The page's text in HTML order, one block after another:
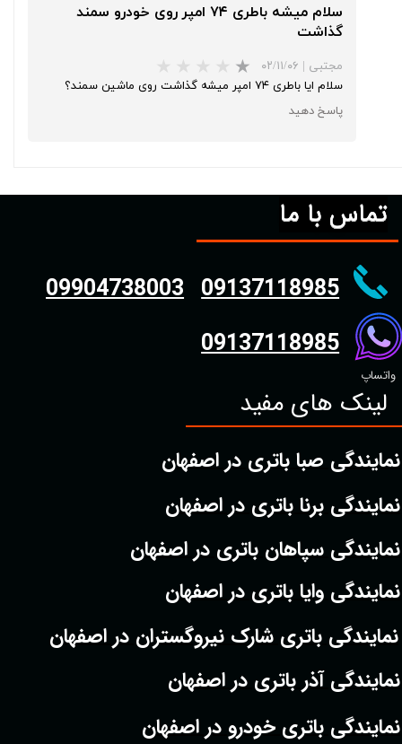
سلام میشه باطری ۷۴ امپر روی خودرو سمند
گذاشت
مجتبی | ۰۲/۱۱/۰۶
سلام ایا باطری ۷۴ امپر میشه گذاشت روی ماشین سمند؟
پاسخ دهید
تماس با ما
واتساپ
09904738003 09137118985
09137118985
لینک های مفید
نمایندگی صبا باتری در اصفهان
نمایندگی برنا باتری در اصفهان
نمایندگی سپاهان باتری در اصفهان
نمایندگی وایا باتری در اصفهان
نمایندگی آذر باتری در اصفهان
نمایندگی باتری شارک نیروگستران در اصفهان
نمایندگی باتری خودرو در اصفهان